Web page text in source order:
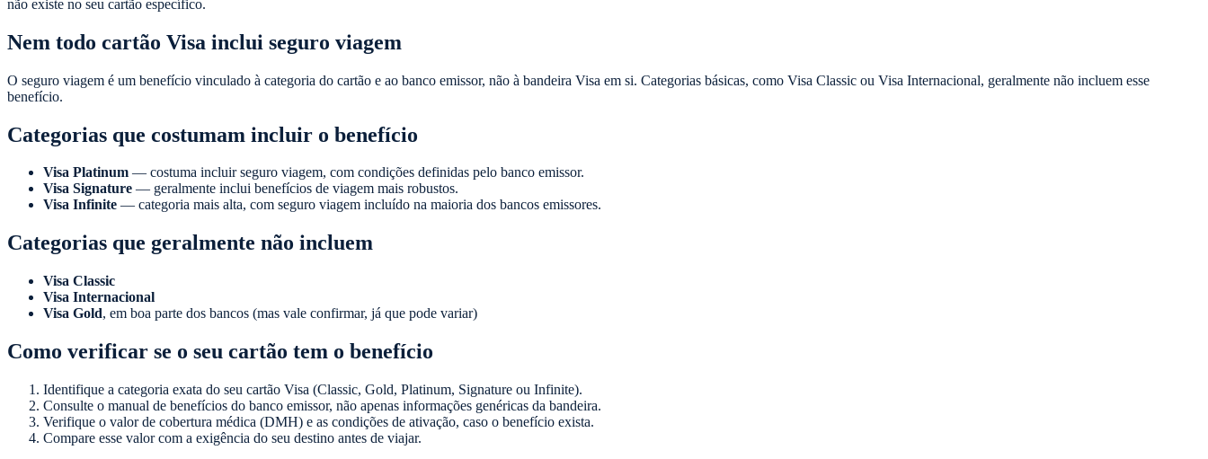
não existe no seu cartão específico.
Nem todo cartão Visa inclui seguro viagem
O seguro viagem é um benefício vinculado à categoria do cartão e ao banco emissor, não à bandeira Visa em si. Categorias básicas, como Visa Classic ou Visa Internacional, geralmente não incluem esse
benefício.
Categorias que costumam incluir o benefício
Visa Platinum — costuma incluir seguro viagem, com condições definidas pelo banco emissor.
Visa Signature — geralmente inclui benefícios de viagem mais robustos.
Visa Infinite — categoria mais alta, com seguro viagem incluído na maioria dos bancos emissores.
Categorias que geralmente não incluem
Visa Classic
Visa Internacional
Visa Gold, em boa parte dos bancos (mas vale confirmar, já que pode variar)
Como verificar se o seu cartão tem o benefício
Identifique a categoria exata do seu cartão Visa (Classic, Gold, Platinum, Signature ou Infinite).
Consulte o manual de benefícios do banco emissor, não apenas informações genéricas da bandeira.
Verifique o valor de cobertura médica (DMH) e as condições de ativação, caso o benefício exista.
Compare esse valor com a exigência do seu destino antes de viajar.